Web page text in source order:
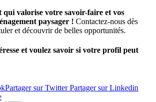
valorise votre savoir-faire et vos
paysager ! Contactez-nous dès
et découvrir de belles opportunités.
et voulez savoir si votre profil peut
Partager sur TwitterPartager sur Linkedin